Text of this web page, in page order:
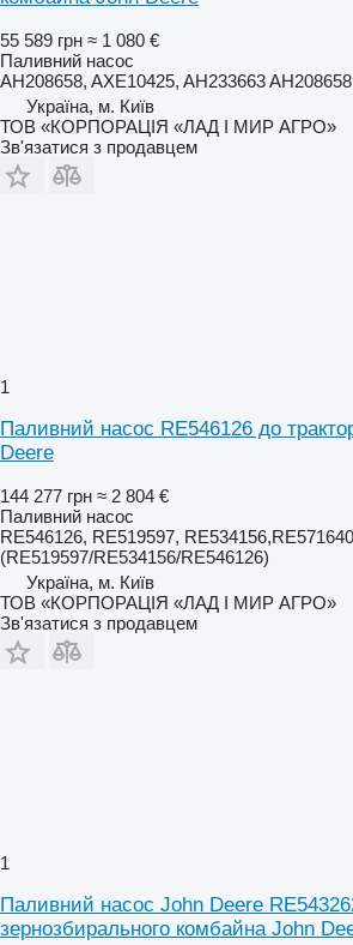
55 589 грн ≈ 1 080 €
Паливний насос
AH208658, AXE10425, AH233663 AH208658
Україна, м. Київ
ТОВ «КОРПОРАЦІЯ «ЛАД І МИР АГРО»
Зв'язатися з продавцем
1
Паливний насос RE546126 до
Deere
144 277 грн ≈ 2 804 €
Паливний насос
RE546126, RE519597,
(RE519597/RE534156/RE546126)
Україна, м. Київ
ТОВ «КОРПОРАЦІЯ «ЛАД І МИР АГРО»
Зв'язатися з продавцем
1
Паливний насос John Deere
зернозбирального комбайна John